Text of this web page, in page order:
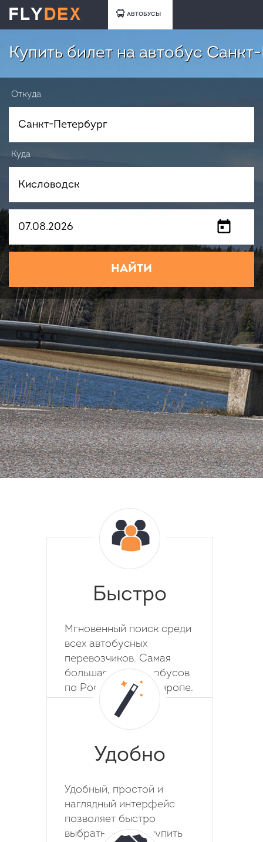
АВТОБУСЫ
Купить билет на автобус
Откуда
Куда
НАЙТИ
Быстро
Мгновенный поиск среди
всех автобусных
перевозчиков. Самая
большая база автобусов
по России, СНГ и Европе.
Удобно
Удобный, простой и
наглядный интерфейс
позволяет быстро
выбрать место и купить